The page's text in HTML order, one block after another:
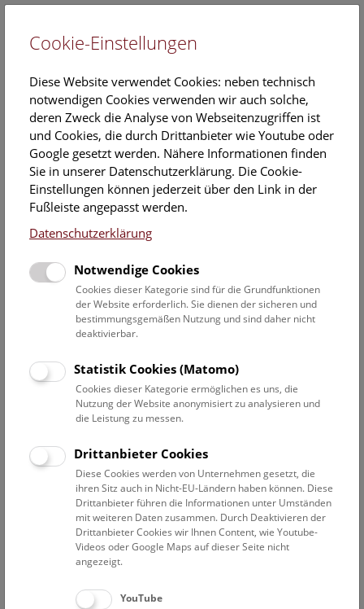
EN
Veranstaltungskalender
Informationen zu Gruppen,- Kindergarten- und
Schulprogrammen finden Siehier
Datumsfilter
1.9.2025
Datum auswählen
Erweiterte Suche
Filter zurücksetzen
August 2026
Bisher keine Ergebnisse. Dienstags ist das NHM Wien
in der Regel geschlossen. Ausnahmen finden sie
Cookie-Einstellungen
Diese Website verwendet Cookies: neben technisch
notwendigen Cookies verwenden wir auch solche,
deren Zweck die Analyse von Webseitenzugriffen ist
und Cookies, die durch Drittanbieter wie Youtube oder
Google gesetzt werden. Nähere Informationen finden
Sie in unserer Datenschutzerklärung. Die Cookie-
Einstellungen können jederzeit über den Link in der
Fußleiste angepasst werden.
Datenschutzerklärung
Notwendige Cookies
Cookies dieser Kategorie sind für die Grundfunktionen
der Website erforderlich. Sie dienen der sicheren und
bestimmungsgemäßen Nutzung und sind daher nicht
deaktivierbar.
Statistik Cookies (Matomo)
Cookies dieser Kategorie ermöglichen es uns, die
Nutzung der Website anonymisiert zu analysieren und
die Leistung zu messen.
Drittanbieter Cookies
Diese Cookies werden von Unternehmen gesetzt, die
ihren Sitz auch in Nicht-EU-Ländern haben können. Diese
Drittanbieter führen die Informationen unter Umständen
mit weiteren Daten zusammen. Durch Deaktivieren der
Drittanbieter Cookies wir Ihnen Content, wie Youtube-
Videos oder Google Maps auf dieser Seite nicht
angezeigt.
YouTube